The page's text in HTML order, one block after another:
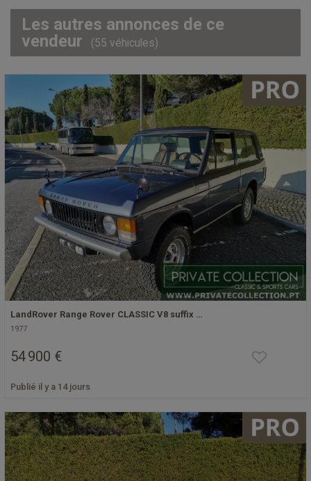
Les autres annonces de ce
vendeur
(55 véhicules)
LandRover Range Rover CLASSIC V8 suffix …
1977
54 900 €
Publié il y a 14 jours